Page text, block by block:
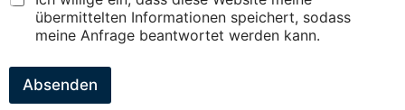
übermittelten Informationen speichert, sodass
meine Anfrage beantwortet werden kann.
Absenden